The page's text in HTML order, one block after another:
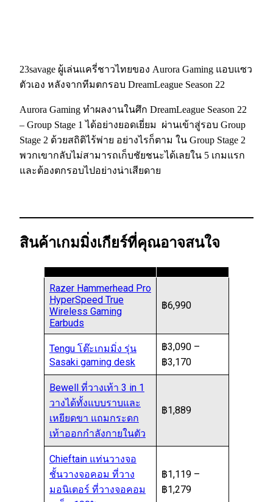
23savage ผู้เล่นแครี่ชาวไทยของ Aurora Gaming แอบแซว
ตัวเอง หลังจากทีมตกรอบ DreamLeague Season 22
Aurora Gaming ทำผลงานในศึก DreamLeague Season 22
– Group Stage 1 ได้อย่างยอดเยี่ยม ผ่านเข้าสู่รอบ Group
Stage 2 ด้วยสถิติไร้พ่าย อย่างไรก็ตาม ใน Group Stage 2
พวกเขากลับไม่สามารถเก็บชัยชนะได้เลยใน 5 เกมแรก
และต้องตกรอบไปอย่างน่าเสียดาย
สินค้าเกมมิ่งเกียร์ที่คุณอาจสนใจ
Razer Hammerhead Pro
HyperSpeed True
Wireless Gaming
Earbuds
฿6,990
Tengu โต๊ะเกมมิ่ง รุ่น
Sasaki gaming desk
฿3,090 –
฿3,170
Bewell ที่วางเท้า 3 in 1
วางได้ทั้งแบบราบและ
เหยียดขา แถมกระดก
เท้าออกกำลังกายในตัว
฿1,889
Chieftain แท่นวางจอ
ชั้นวางจอคอม ที่วาง
มอนิเตอร์ ที่วางจอคอม
฿1,119 –
฿1,279